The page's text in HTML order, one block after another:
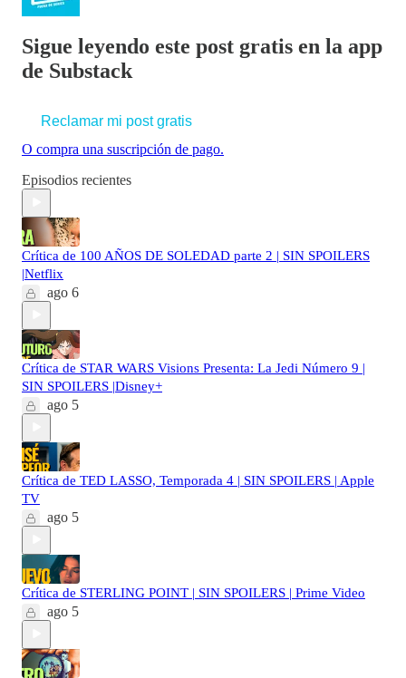
Sigue leyendo este post gratis en la app
de Substack
Reclamar mi post gratis
O compra una suscripción de pago.
Episodios recientes
Crítica de 100 AÑOS DE SOLEDAD parte 2 | SIN SPOILERS
|Netflix
ago 6
Crítica de STAR WARS Visions Presenta: La Jedi Número 9 |
SIN SPOILERS |Disney+
ago 5
Crítica de TED LASSO, Temporada 4 | SIN SPOILERS | Apple
TV
ago 5
Crítica de STERLING POINT | SIN SPOILERS | Prime Video
ago 5